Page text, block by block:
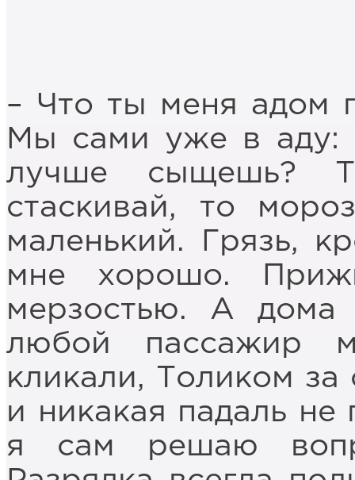
– Что ты меня адом
Мы сами уже в аду:
лучше сыщешь?
стаскивай, то
маленький. Грязь,
мне хорошо.
мерзостью. А
любой пассажир
кликали, Толиком за
и никакая падаль не
я сам решаю